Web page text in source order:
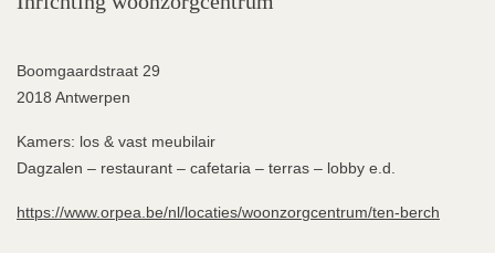
Boomgaardstraat 29
2018 Antwerpen
Kamers: los & vast meubilair
Dagzalen – restaurant – cafetaria – terras – lobby e.d.
https://www.orpea.be/nl/locaties/woonzorgcentrum/ten-berch